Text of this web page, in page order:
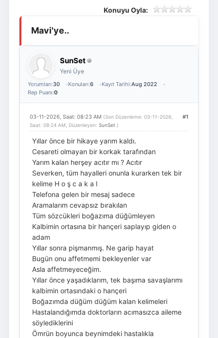
Giriş Yap
Konuyu Oyla:
Mavi'ye..
SunSet
Yeni Üye
Yorumları:30 Konuları:6 Kayıt Tarihi:Aug 2022
Rep Puanı:0
#1
03-11-2026, Saat: 08:23 AM (Son Düzenleme: 03-11-2026,
Saat: 08:24 AM, Düzenleyen: SunSet .)
Yıllar önce bir hikaye yarım kaldı.
Cesareti olmayan bir korkak tarafından
Yarım kalan herşey acıtır mı ? Acıtır
Severken, tüm hayalleri onunla kurarken tek bir
kelime H o ş c a k a l
Telefona gelen bir mesaj sadece
Aramalarım cevapsız bırakılan
Tüm sözcükleri boğazıma düğümleyen
Kalbimin ortasına bir hançeri saplayıp giden o
adam
Yıllar sonra pişmanmış. Ne garip hayat
Bugün onu affetmemi bekleyenler var
Asla affetmeyeceğim.
Yıllar önce yaşadıklarım, tek başıma savaşlarımı
kalbimin ortasındaki o hançeri
Boğazımda düğüm düğüm kalan kelimeleri
Hastalandığımda doktorların acımasızca aileme
söylediklerini
Ömrün boyunca beynimdeki hastalıkla